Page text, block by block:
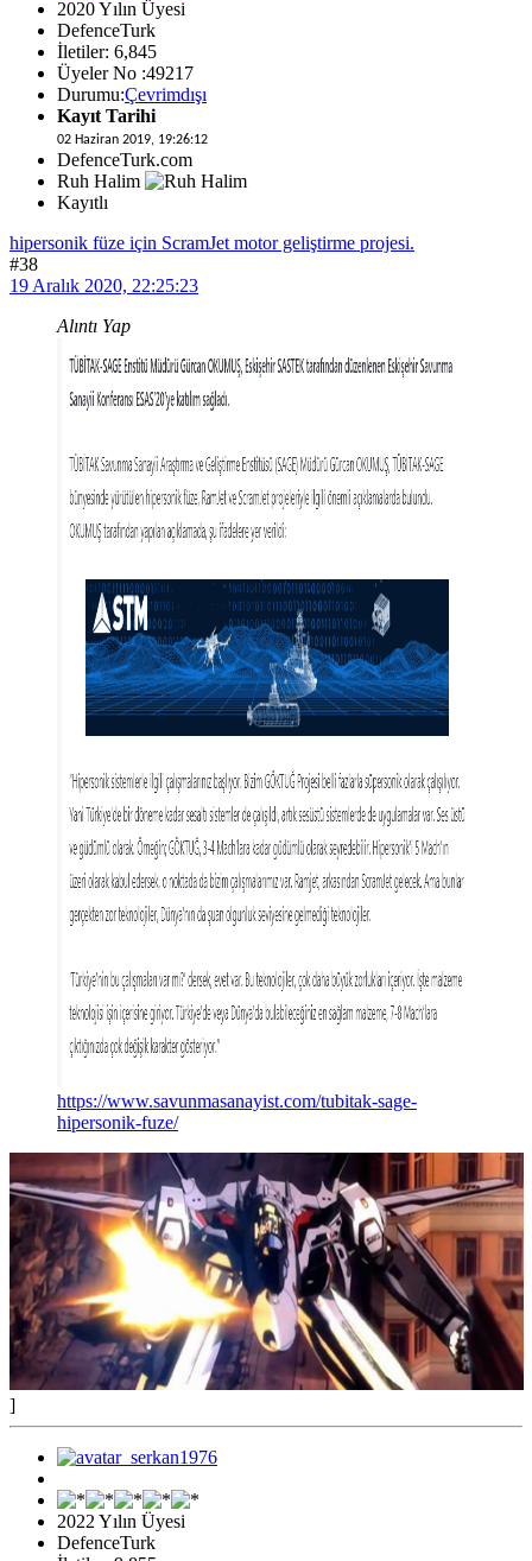
2020 Yılın Üyesi
DefenceTurk
İletiler: 6,845
Üyeler No :49217
Durumu:Çevrimdışı
Kayıt Tarihi
02 Haziran 2019, 19:26:12
DefenceTurk.com
Ruh Halim
Kayıtlı
hipersonik füze için ScramJet motor geliştirme projesi.
#38
19 Aralık 2020, 22:25:23
Alıntı Yap
https://www.savunmasanayist.com/tubitak-sage-
hipersonik-fuze/
]
2022 Yılın Üyesi
DefenceTurk